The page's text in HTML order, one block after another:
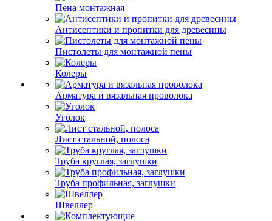
Пена монтажная
Антисептики и пропитки для древесины
Пистолеты для монтажной пены
Колеры
Арматура и вязальная проволока
Уголок
Лист стальной, полоса
Труба круглая, заглушки
Труба профильная, заглушки
Швеллер